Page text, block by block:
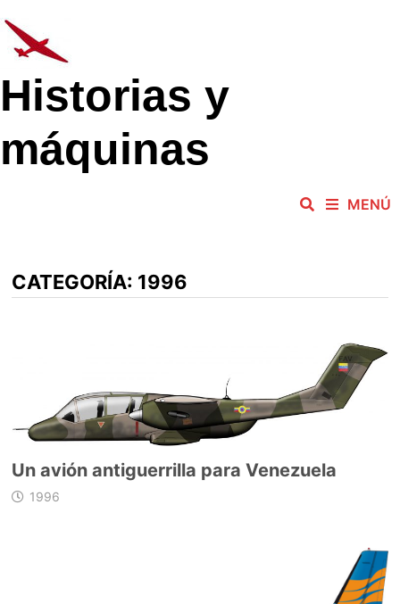
al
contenido
Historias y
máquinas
MENÚ
CATEGORÍA: 1996
Un avión antiguerrilla para Venezuela
1996